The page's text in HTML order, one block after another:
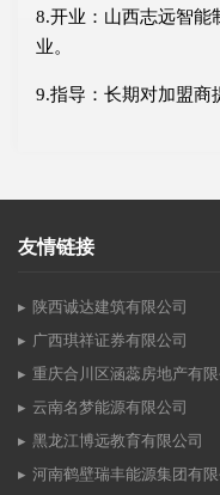
8.开业：山西志远智能
业。
9.指导：长期对加盟商
友情链接
陕西诚达建筑有限公司
广西琪祥证券有限公司
重庆合川区涵蕊房地产有限
云南名梦能源有限公司
黑龙江博远教育有限公司
河南鹤壁瑞丰能源集团有限